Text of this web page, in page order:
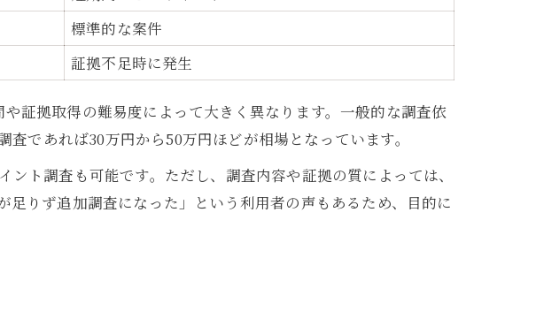
徹底解説
ト比較表
標準的な案件
証拠不足時に発生
証拠取得の難易度によって大きく異なります。一般的な調査依
であれば30万円から50万円ほどが相場となっています。
ト調査も可能です。ただし、調査内容や証拠の質によっては、
りず追加調査になった」という利用者の声もあるため、目的に